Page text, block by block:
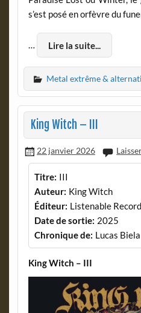
s’est posé en orfèvre du
… Lire la suite...
Metal extrême &
King Witch – III
22 janvier 2026
Titre: III
Auteur: King Witch
Éditeur: Listenable
Date de sortie: 2025
Chronique de: Lucas Biela
King Witch – III